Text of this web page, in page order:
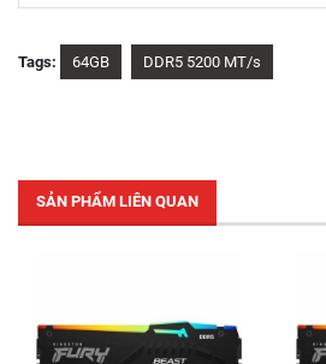
Tags: 64GB DDR5 5200 MT/s
SẢN PHẨM LIÊN QUAN